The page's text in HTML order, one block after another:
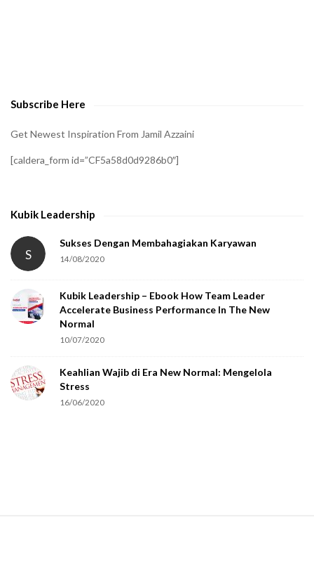
Subscribe Here
Get Newest Inspiration From Jamil Azzaini
[caldera_form id=”CF5a58d0d9286b0″]
Kubik Leadership
S
Sukses Dengan Membahagiakan Karyawan
14/08/2020
Kubik Leadership – Ebook How Team Leader
Accelerate Business Performance In The New
Normal
10/07/2020
Keahlian Wajib di Era New Normal: Mengelola
Stress
16/06/2020